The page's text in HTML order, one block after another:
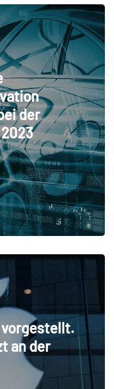
der
vorgestellt.
an der